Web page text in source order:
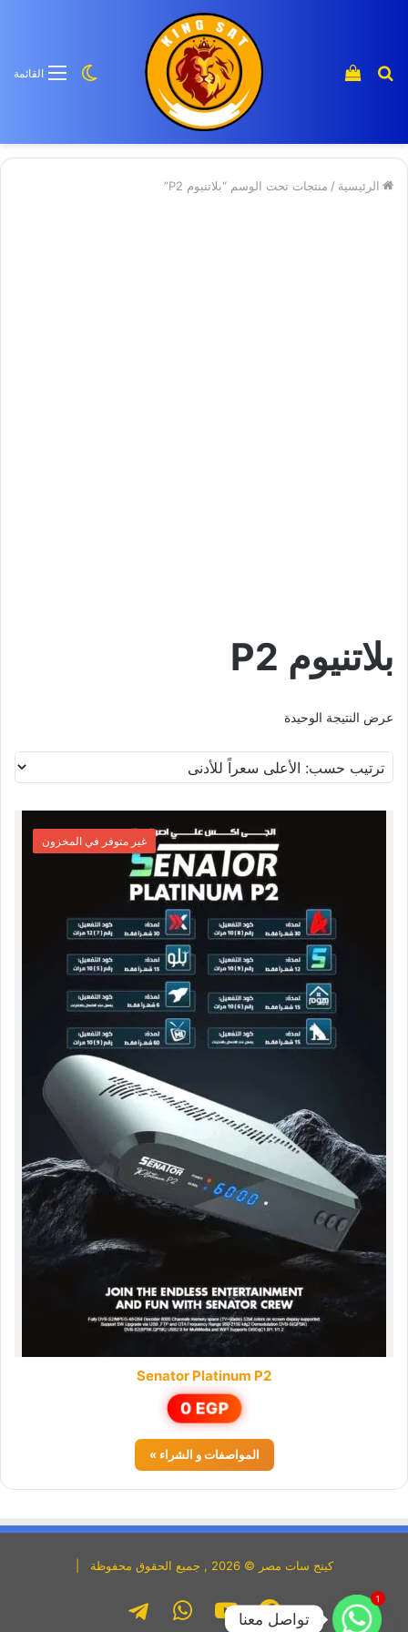
القائمة الوضع
بحث
الرئيسية / منتجات تحت الوسم “بلاتنيوم P2”
بلاتنيوم P2
عرض النتيجة الوحيدة
غير متوفر في المخزون
Senator Platinum P2
0 EGP
المواصفات و الشراء »
كينج سات مصر © 2026 , جميع الحقوق محفوظة |
فيسبوك
يوتيوبواتسابتليجرام 1
تواصل معنا